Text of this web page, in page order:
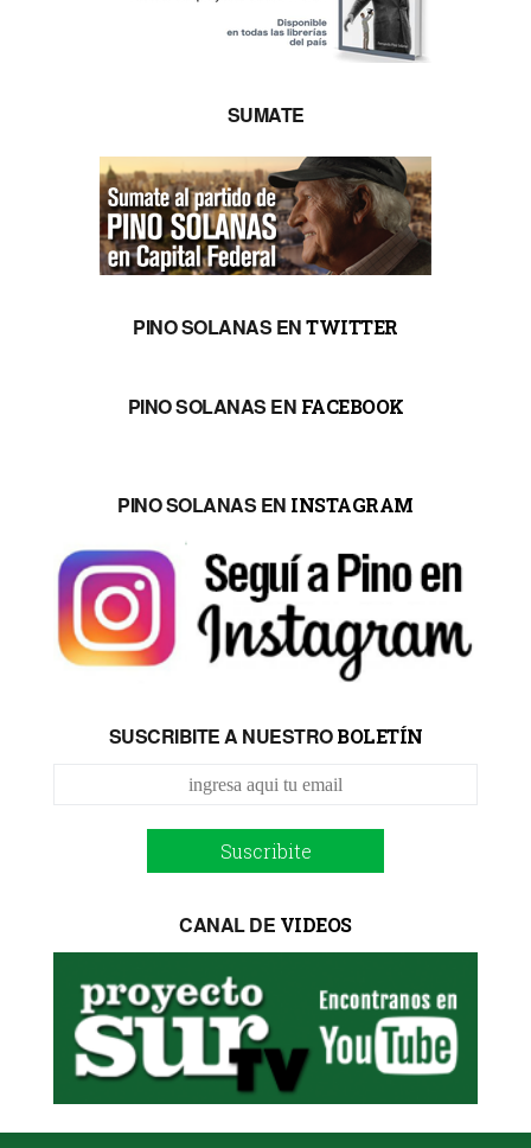
SUMATE
PINO SOLANAS ENTWITTER
PINO SOLANAS EN FACEBOOK
PINO SOLANAS EN INSTAGRAM
SUSCRIBITE A NUESTROBOLETÍN
Suscribite
CANAL DE VIDEOS